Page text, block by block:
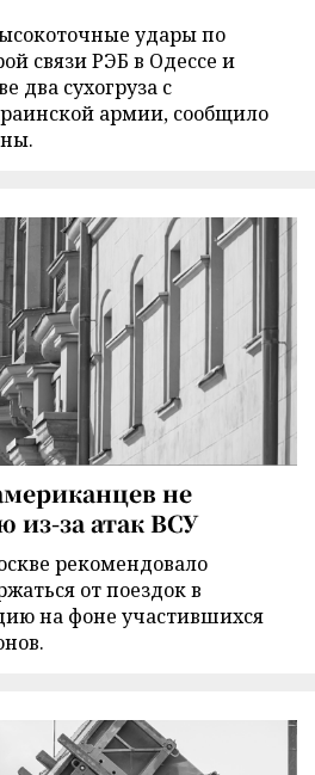
удары по
связи РЭБ в Одессе и
два сухогруза с
армии, сообщило
не
из-за атак ВСУ
рекомендовало
от поездок в
на фоне участившихся